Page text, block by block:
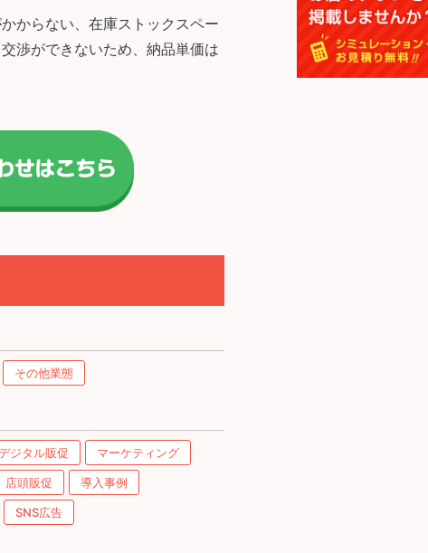
からない、在庫ストックスペー
渉ができないため、納品単価は
その他業態
ジタル販促 マーケティング
店頭販促 導入事例
SNS広告